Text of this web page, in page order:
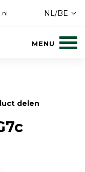
NL/BE
delen